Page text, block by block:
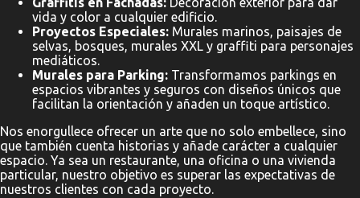
vida y color a cualquier edificio.
Proyectos Especiales: Murales marinos, paisajes de
selvas, bosques, murales XXL y graffiti para personajes
mediáticos.
Murales para Parking: Transformamos parkings en
espacios vibrantes y seguros con diseños únicos que
facilitan la orientación y añaden un toque artístico.
Nos enorgullece ofrecer un arte que no solo embellece, sino
que también cuenta historias y añade carácter a cualquier
espacio. Ya sea un restaurante, una oficina o una vivienda
particular, nuestro objetivo es superar las expectativas de
nuestros clientes con cada proyecto.